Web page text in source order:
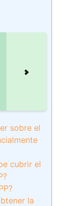
sobre el
cubrir el
la